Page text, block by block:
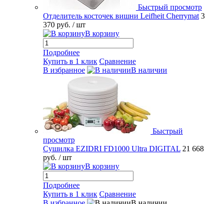
Быстрый просмотр
Отделитель косточек вишни Leifheit Cherrymat 3
370 руб. / шт
В корзину
Подробнее
Купить в 1 клик Сравнение
В избранное
В наличии
Быстрый
просмотр
Сушилка EZIDRI FD1000 Ultra DIGITAL 21 668
руб. / шт
В корзину
Подробнее
Купить в 1 клик Сравнение